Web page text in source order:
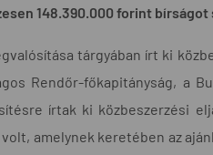
148.390.000 forint bírságot
tárgyában írt ki
Rendőr-főkapitányság, a
írtak ki közbeszerzési
amelynek keretében az